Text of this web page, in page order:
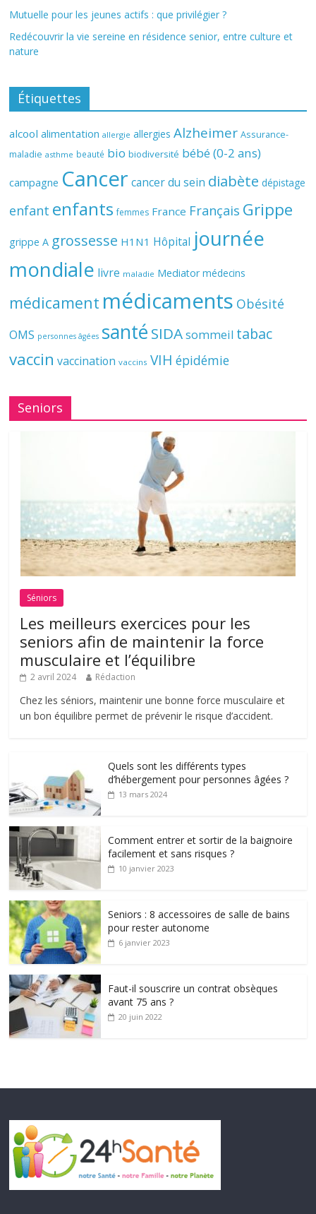
Mutuelle pour les jeunes actifs : que privilégier ?
Redécouvrir la vie sereine en résidence senior, entre culture et
nature
Étiquettes
alcool alimentation allergie allergies Alzheimer Assurance-
maladie asthme beauté bio biodiversité bébé (0-2 ans)
campagne Cancer cancer du sein diabète dépistage
enfant enfants femmes France Français Grippe
grippe A grossesse H1N1 Hôpital journée
mondiale livre maladie Mediator médecins
médicament médicaments Obésité
OMS personnes âgées santé SIDAsommeil tabac
vaccin vaccination vaccins VIH épidémie
Seniors
Séniors
Les meilleurs exercices pour les
seniors afin de maintenir la force
musculaire et l’équilibre
2 avril 2024 Rédaction
Chez les séniors, maintenir une bonne force musculaire et
un bon équilibre permet de prévenir le risque d’accident.
Quels sont les différents types
d’hébergement pour personnes âgées ?
13 mars 2024
Comment entrer et sortir de la baignoire
facilement et sans risques ?
10 janvier 2023
Seniors : 8 accessoires de salle de bains
pour rester autonome
6 janvier 2023
Faut-il souscrire un contrat obsèques
avant 75 ans ?
20 juin 2022